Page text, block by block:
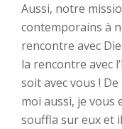
Aussi, notre
contemporains à
rencontre avec
la rencontre avec
soit avec vous ! De
moi aussi, je vous
souffla sur eux et il